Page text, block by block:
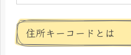
住所キーコードとは